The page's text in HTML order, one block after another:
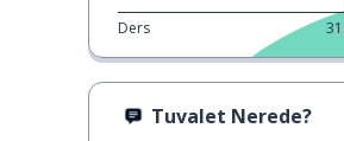
Ders 31
Tuvalet Nerede?